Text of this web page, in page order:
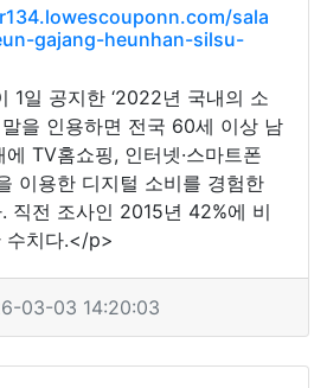
sala
gajang-heunhan-silsu-
1일 공지한 ‘2022년 국내의 소
을 인용하면 전국 60세 이상 남
TV홈쇼핑, 인터넷·스마트폰
이용한 디지털 소비를 경험한
직전 조사인 2015년 42%에 비
수치다.</p>
03-03 14:20:03